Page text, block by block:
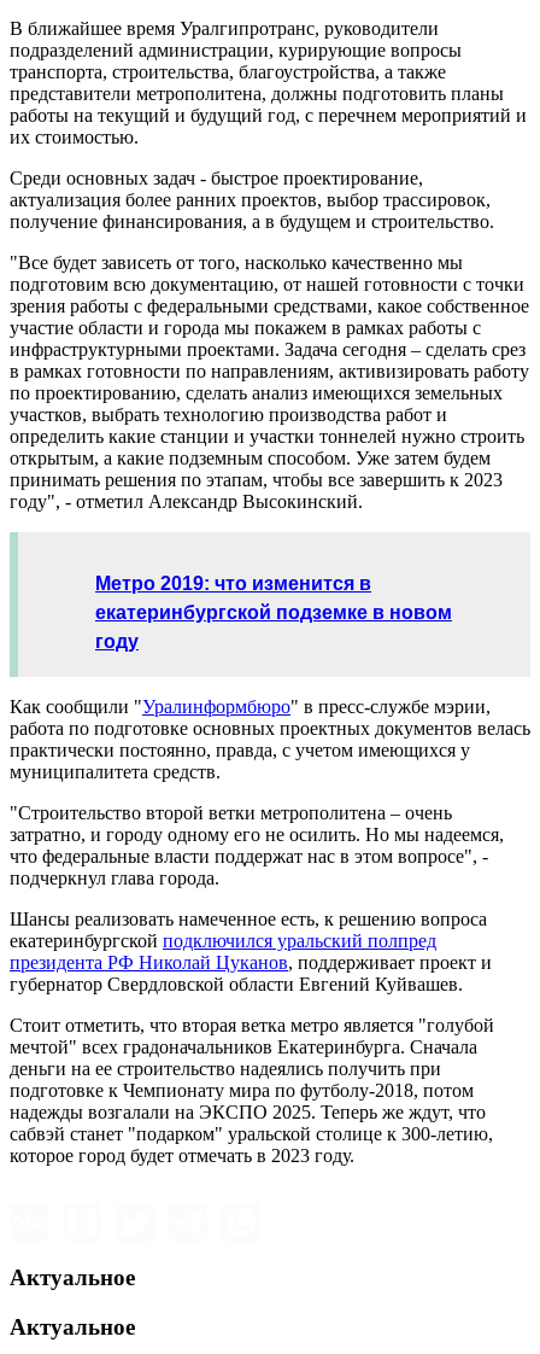
В ближайшее время Уралгипротранс, руководители
подразделений администрации, курирующие вопросы
транспорта, строительства, благоустройства, а также
представители метрополитена, должны подготовить планы
работы на текущий и будущий год, с перечнем мероприятий и
их стоимостью.
Среди основных задач - быстрое проектирование,
актуализация более ранних проектов, выбор трассировок,
получение финансирования, а в будущем и строительство.
"Все будет зависеть от того, насколько качественно мы
подготовим всю документацию, от нашей готовности с точки
зрения работы с федеральными средствами, какое собственное
участие области и города мы покажем в рамках работы с
инфраструктурными проектами. Задача сегодня – сделать срез
в рамках готовности по направлениям, активизировать работу
по проектированию, сделать анализ имеющихся земельных
участков, выбрать технологию производства работ и
определить какие станции и участки тоннелей нужно строить
открытым, а какие подземным способом. Уже затем будем
принимать решения по этапам, чтобы все завершить к 2023
году", - отметил Александр Высокинский.
Метро 2019: что изменится в
екатеринбургской подземке в новом
году
Как сообщили "Уралинформбюро" в пресс-службе мэрии,
работа по подготовке основных проектных документов велась
практически постоянно, правда, с учетом имеющихся у
муниципалитета средств.
"Строительство второй ветки метрополитена – очень
затратно, и городу одному его не осилить. Но мы надеемся,
что федеральные власти поддержат нас в этом вопросе", -
подчеркнул глава города.
Шансы реализовать намеченное есть, к решению вопроса
екатеринбургской подключился уральский полпред
президента РФ Николай Цуканов, поддерживает проект и
губернатор Свердловской области Евгений Куйвашев.
Стоит отметить, что вторая ветка метро является "голубой
мечтой" всех градоначальников Екатеринбурга. Сначала
деньги на ее строительство надеялись получить при
подготовке к Чемпионату мира по футболу-2018, потом
надежды возгалали на ЭКСПО 2025. Теперь же ждут, что
сабвэй станет "подарком" уральской столице к 300-летию,
которое город будет отмечать в 2023 году.
Актуальное
Актуальное